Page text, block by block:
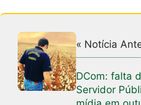
« Notícia
DCom: falta
Servidor